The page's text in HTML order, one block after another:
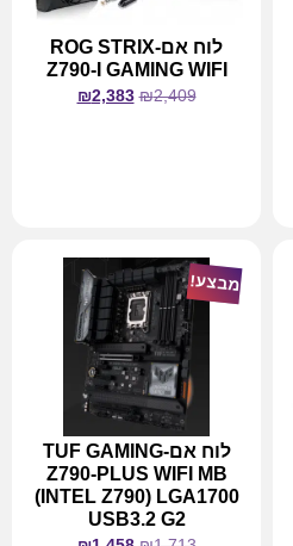
לוח אם-ROG STRIX
Z790-I GAMING WIFI
₪2,409
₪2,383
מבצע!
לוח אם-TUF GAMING
Z790-PLUS WIFI MB
(INTEL Z790) LGA1700
USB3.2 G2